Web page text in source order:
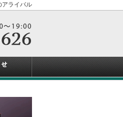
アライバル